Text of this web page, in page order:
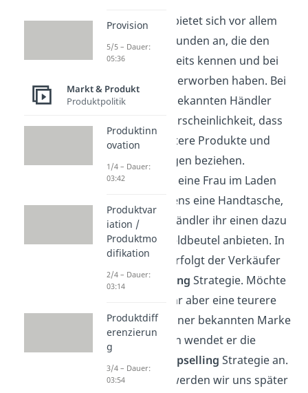
Cross Selling bietet sich vor allem
bei Bestandskunden an, die den
Verkäufer bereits kennen und bei
ihm Produkte erworben haben. Bei
einem ihnen bekannten Händler
steigt die Wahrscheinlichkeit, dass
Personen weitere Produkte und
Dienstleistungen beziehen.
Kauft sich z.B. eine Frau im Laden
ihres Vertrauens eine Handtasche,
so kann der Händler ihr einen dazu
passenden Geldbeutel anbieten. In
diesem Fall verfolgt der Verkäufer
dieCross Selling Strategie. Möchte
der Händler ihr aber eine teurere
Handtasche einer bekannten Marke
anbieten, dann wendet er die
Upselling Strategie an.
Mit letzterer werden wir uns später
Provision
5/5 – Dauer:
05:36
Markt & Produkt
Produktpolitik
Produktinn
ovation
1/4 – Dauer:
03:42
Produktvar
iation /
Produktmo
difikation
2/4 – Dauer:
03:14
Produktdiff
erenzierun
g
3/4 – Dauer:
03:54